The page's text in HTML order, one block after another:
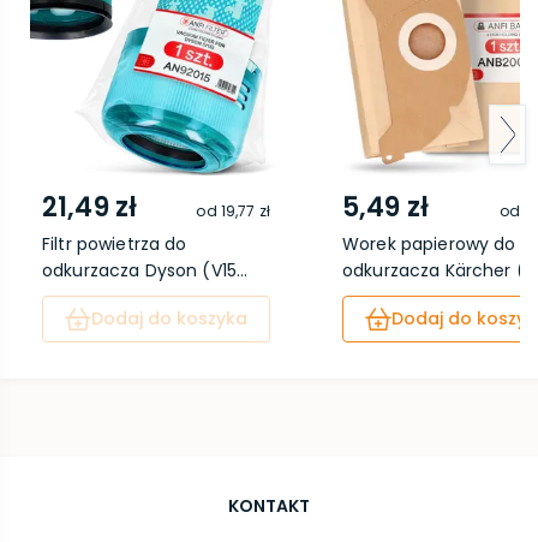
21,49 zł od 19,77 zł
Filtr powietrza do
odkurzacza Dyson (V15...
Dodaj do koszyka
5,49 zł od
Worek papierowy do
odkurzacza Kärcher
Dodaj do
KONTAKT